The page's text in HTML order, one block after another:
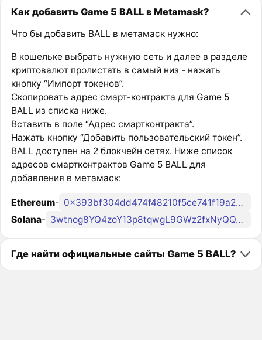
Как добавить Game 5 BALL в Metamask?
Что бы добавить BALL в метамаск нужно:
В кошельке выбрать нужную сеть и далее в разделе
криптовалют пролистать в самый низ - нажать
кнопку “Импорт токенов”.
Скопировать адрес смарт-контракта для Game 5
BALL из списка ниже.
Вставить в поле “Адрес смартконтракта”.
Нажать кнопку “Добавить пользовательский токен”.
BALL доступен на 2 блокчейн сетях. Ниже список
адресов смартконтрактов Game 5 BALL для
добавления в метамаск:
Ethereum-
0x393bf304dd474f48210f5ce741f19a2a851703ca
Solana- 3wtnog8YQ4zoY13p8tqwgL9GWz2fxNyQQVJY2kSok7au
Где найти официальные сайты Game 5 BALL?